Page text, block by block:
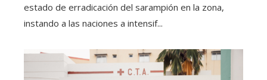
estado de erradicación del sarampión en la zona,
instando a las naciones a intensif...